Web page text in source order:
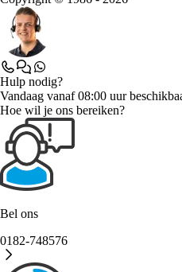
Hulp nodig?
Vandaag vanaf 08:00 uur
Hoe wil je ons bereiken?
Bel ons
0182-748576